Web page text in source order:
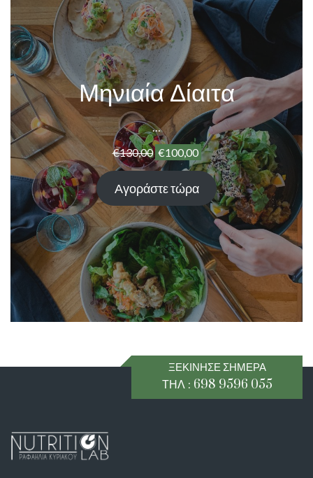
Μηνιαία Δίαιτα
…
€130,00 €100,00
Αγοράστε τώρα
ΞΕΚΙΝΗΣΕ ΣΗΜΕΡΑ
ΤΗΛ : 698 9596 055